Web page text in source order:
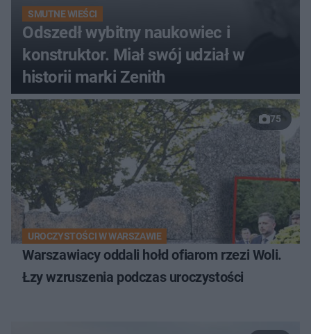
SMUTNE WIEŚCI
Odszedł wybitny naukowiec i
konstruktor. Miał swój udział w
historii marki Zenith
75
UROCZYSTOŚCI W WARSZAWIE
Warszawiacy oddali hołd ofiarom rzezi Woli.
Łzy wzruszenia podczas uroczystości